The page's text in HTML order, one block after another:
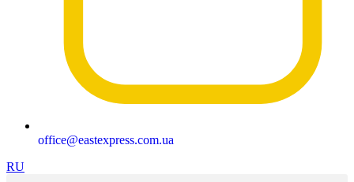
office@eastexpress.com.ua
RU